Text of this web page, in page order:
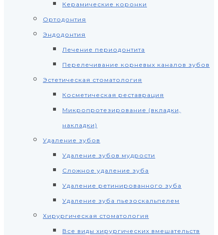
Керамические коронки
Ортодонтия
Эндодонтия
Лечение периодонтита
Перелечивание корневых каналов зубов
Эстетическая стоматология
Косметическая реставрация
Микропротезирование (вкладки,
накладки)
Удаление зубов
Удаление зубов мудрости
Сложное удаление зуба
Удаление ретинированного зуба
Удаление зуба пьезоскальпелем
Хирургическая стоматология
Все виды хирургических вмешательств